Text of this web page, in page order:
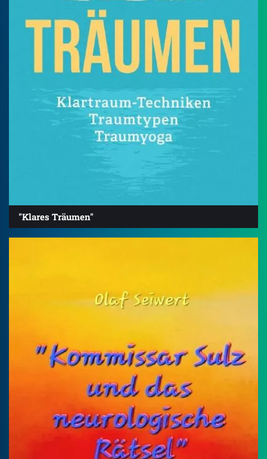
"Klares Träumen"